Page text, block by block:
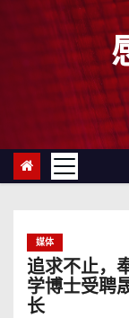
媒体
追求不止，
学博士受聘
长